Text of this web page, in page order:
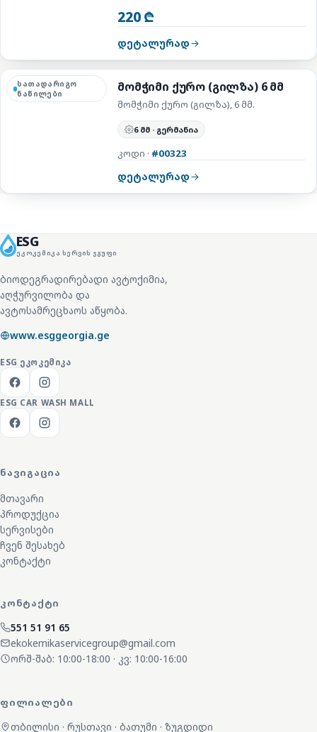
220 ₾
დეტალურად
სათადარიგო
ნაწილები
მომჭიმი ქურო (გილზა) 6 მმ
მომჭიმი ქურო (გილზა), 6 მმ.
6 მმ · გერმანია
კოდი · #00323
დეტალურად
ESG
ᲔᲙᲝᲙᲔᲛᲘᲙᲐ ᲡᲔᲠᲕᲘᲡ ᲯᲒᲣᲤᲘ
ბიოდეგრადირებადი ავტოქიმია,
აღჭურვილობა და
ავტოსამრეცხაოს აწყობა.
www.esggeorgia.ge
ESG ᲔᲙᲝᲙᲔᲛᲘᲙᲐ
ESG CAR WASH MALL
ᲜᲐᲕᲘᲒᲐᲪᲘᲐ
მთავარი
პროდუქცია
სერვისები
ჩვენ შესახებ
კონტაქტი
ᲙᲝᲜᲢᲐᲥᲢᲘ
551 51 91 65
ekokemikaservicegroup@gmail.com
ორშ-შაბ: 10:00-18:00 · კვ: 10:00-16:00
ᲤᲘᲚᲘᲐᲚᲔᲑᲘ
თბილისი · რუსთავი · ბათუმი · ზუგდიდი